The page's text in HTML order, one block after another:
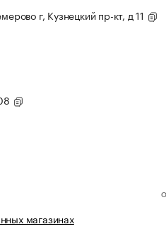
г, Кузнецкий пр-кт, д 11
магазинах